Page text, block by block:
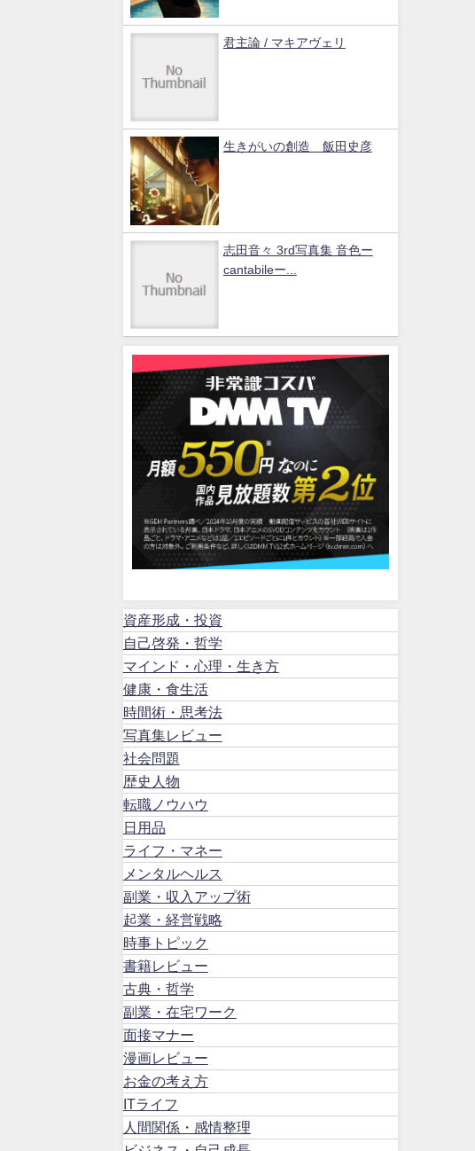
君主論 / マキアヴェリ
生きがいの創造 飯田史彦
志田音々 3rd写真集 音色ー
cantabileー...
資産形成・投資
自己啓発・哲学
マインド・心理・生き方
健康・食生活
時間術・思考法
写真集レビュー
社会問題
歴史人物
転職ノウハウ
日用品
ライフ・マネー
メンタルヘルス
副業・収入アップ術
起業・経営戦略
時事トピック
書籍レビュー
古典・哲学
副業・在宅ワーク
面接マナー
漫画レビュー
お金の考え方
ITライフ
人間関係・感情整理